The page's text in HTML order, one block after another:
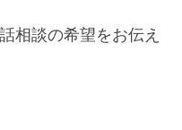
相談の希望をお伝え